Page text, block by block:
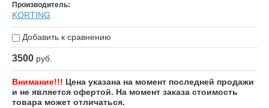
Производитель:
KORTING
Добавить к сравнению
3500 руб.
Внимание!!! Цена указана на момент последней продажи
и не является офертой. На момент заказа стоимость
товара может отличаться.